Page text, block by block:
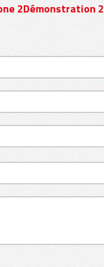
2Démonstration 2